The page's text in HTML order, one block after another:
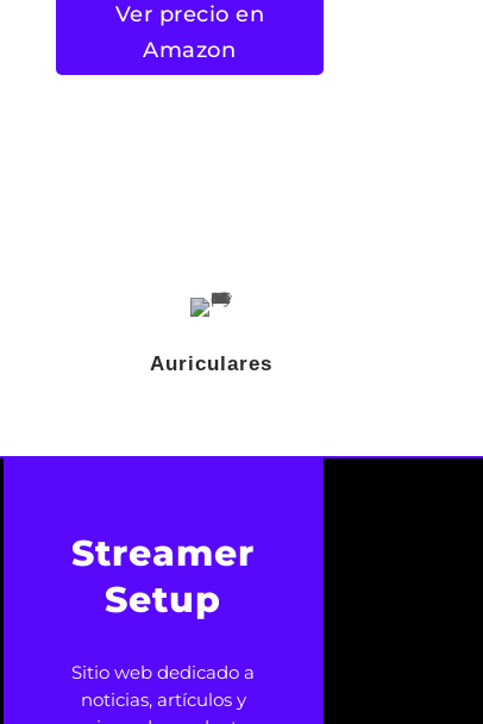
Ver precio en
Amazon
Auriculares
Streamer
Setup
Sitio web dedicado a
noticias, artículos y